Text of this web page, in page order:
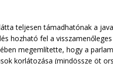
teljesen támadhatónak a
hozható fel a
megemlítette, hogy a
korlátozása (mindössze öt